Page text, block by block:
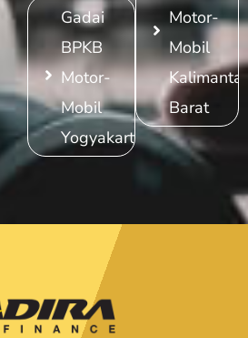
Gadai
BPKB
Motor-
Mobil
Yogyakarta
Motor-
Mobil
Barat